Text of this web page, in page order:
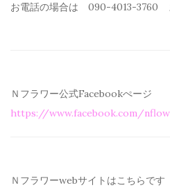
お電話の場合は 090-4013-3760
Ｎフラワー公式Facebookぺージ
https://www.facebook.com/
Ｎフラワーwebサイトはこちらです